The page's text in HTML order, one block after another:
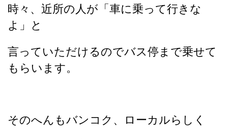
時々、近所の人が「車に乗って行きな
よ」と
言っていただけるのでバス停まで乗せて
もらいます。
そのへんもバンコク、ローカルらしく